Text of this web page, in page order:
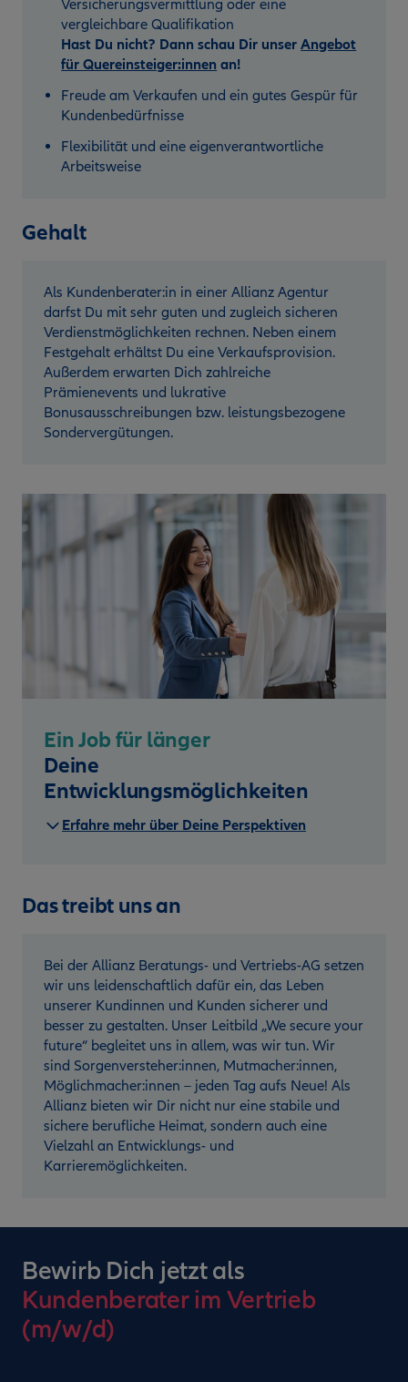
Versicherungsvermittlung oder eine
vergleichbare Qualifikation
Hast Du nicht? Dann schau Dir unserAngebot
für Quereinsteiger:innen an!
Freude am Verkaufen und ein gutes Gespür für
Kundenbedürfnisse
Flexibilität und eine eigenverantwortliche
Arbeitsweise
Gehalt
Als Kundenberater:in in einer Allianz Agentur
darfst Du mit sehr guten und zugleich sicheren
Verdienstmöglichkeiten rechnen. Neben einem
Festgehalt erhältst Du eine Verkaufsprovision.
Außerdem erwarten Dich zahlreiche
Prämienevents und lukrative
Bonusausschreibungen bzw. leistungsbezogene
Sondervergütungen.
Ein Job für länger
Deine
Entwicklungsmöglichkeiten
Erfahre mehr über Deine Perspektiven
Das treibt uns an
Bei der Allianz Beratungs- und Vertriebs-AG setzen
wir uns leidenschaftlich dafür ein, das Leben
unserer Kundinnen und Kunden sicherer und
besser zu gestalten. Unser Leitbild „We secure your
future“ begleitet uns in allem, was wir tun. Wir
sind Sorgenversteher:innen, Mutmacher:innen,
Möglichmacher:innen – jeden Tag aufs Neue! Als
Allianz bieten wir Dir nicht nur eine stabile und
sichere berufliche Heimat, sondern auch eine
Vielzahl an Entwicklungs- und
Karrieremöglichkeiten.
Bewirb Dich jetzt als
Kundenberater im Vertrieb
(m/w/d)